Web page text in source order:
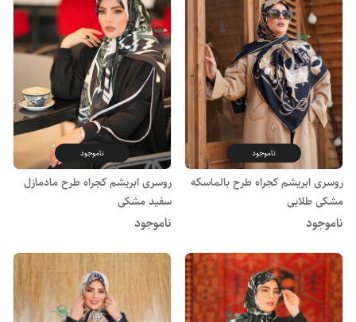
ناموجود
روسری ابریشم کجراه طرح بالماسکه
مشکی طلایی
ناموجود
ناموجود
روسری ابریشم کجراه طرح مادمازل
سفید مشکی
ناموجود